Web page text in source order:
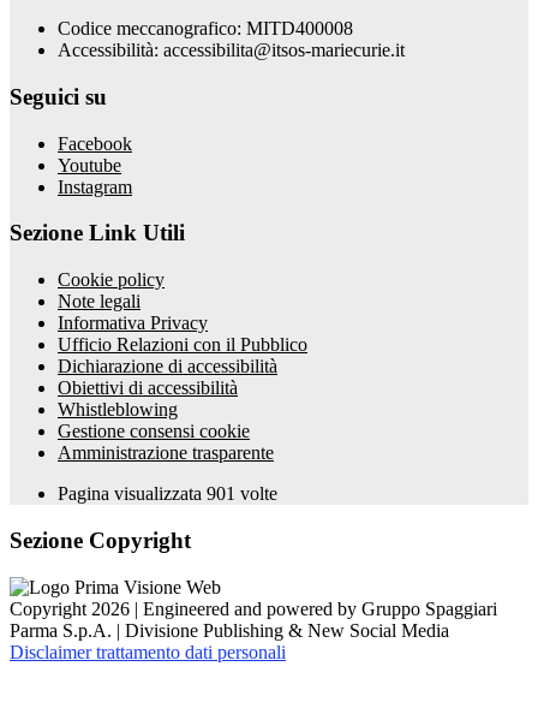
Codice meccanografico: MITD400008
Accessibilità: accessibilita@itsos-mariecurie.it
Seguici su
Facebook
Youtube
Instagram
Sezione Link Utili
Cookie policy
Note legali
Informativa Privacy
Ufficio Relazioni con il Pubblico
Dichiarazione di accessibilità
Obiettivi di accessibilità
Whistleblowing
Gestione consensi cookie
Amministrazione trasparente
Pagina visualizzata 901 volte
Sezione Copyright
Copyright 2026 | Engineered and powered by Gruppo Spaggiari
Parma S.p.A. | Divisione Publishing & New Social Media
Disclaimer trattamento dati personali